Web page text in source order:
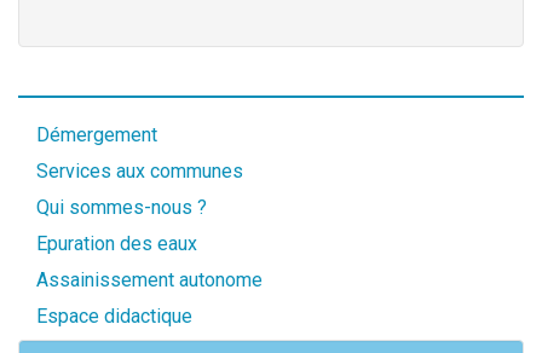
Démergement
Services aux communes
Qui sommes-nous ?
Epuration des eaux
Assainissement autonome
Espace didactique